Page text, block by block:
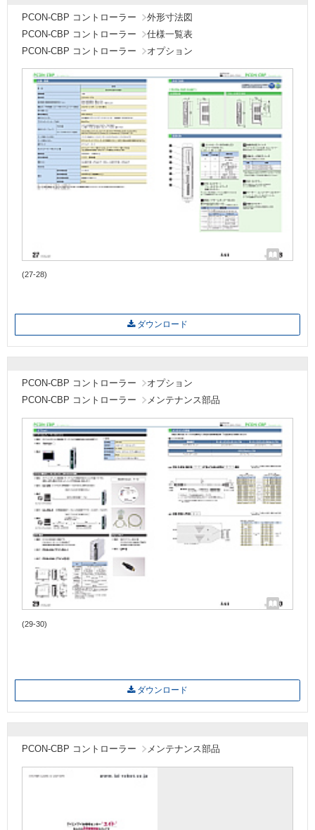
PCON-CBP コントローラー
外形寸法図
PCON-CBP コントローラー
仕様一覧表
PCON-CBP コントローラー
オプション
(27-28)
ダウンロード
PCON-CBP コントローラー
オプション
PCON-CBP コントローラー
メンテナンス部品
(29-30)
ダウンロード
PCON-CBP コントローラー メンテナンス部品